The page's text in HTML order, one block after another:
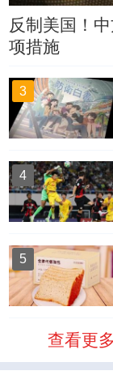
反制美国！
项措施
3
4
5
查看更多